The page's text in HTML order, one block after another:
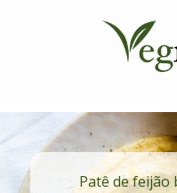
Patê de feijão